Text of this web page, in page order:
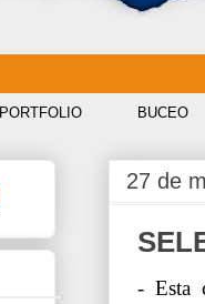
PORTFOLIO BUCEO
27 de
- Esta